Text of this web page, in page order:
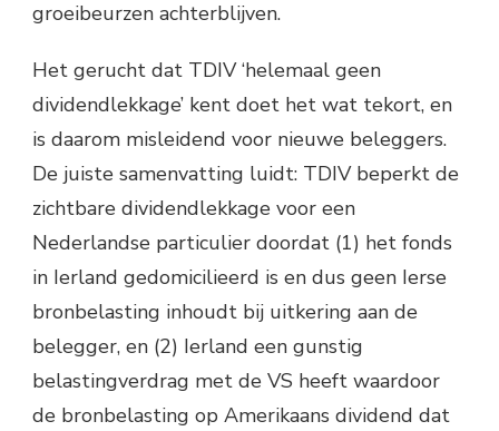
groeibeurzen achterblijven.
Het gerucht dat TDIV ‘helemaal geen
dividendlekkage’ kent doet het wat tekort, en
is daarom misleidend voor nieuwe beleggers.
De juiste samenvatting luidt: TDIV beperkt de
zichtbare dividendlekkage voor een
Nederlandse particulier doordat (1) het fonds
in Ierland gedomicilieerd is en dus geen Ierse
bronbelasting inhoudt bij uitkering aan de
belegger, en (2) Ierland een gunstig
belastingverdrag met de VS heeft waardoor
de bronbelasting op Amerikaans dividend dat